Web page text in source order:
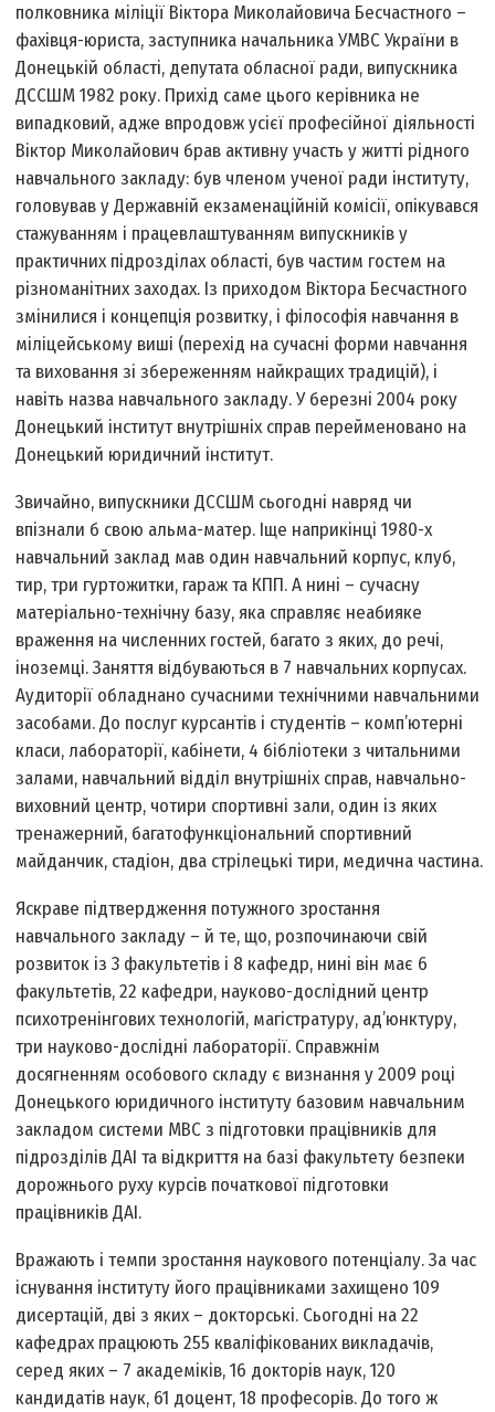
полковника міліції Віктора Миколайовича Бесчастного –
фахівця-юриста, заступника начальника УМВС України в
Донецькій області, депутата обласної ради, випускника
ДССШМ 1982 року. Прихід саме цього керівника не
випадковий, адже впродовж усієї професійної діяльності
Віктор Миколайович брав активну участь у житті рідного
навчального закладу: був членом ученої ради інституту,
головував у Державній екзаменаційній комісії, опікувався
стажуванням і працевлаштуванням випускників у
практичних підрозділах області, був частим гостем на
різноманітних заходах. Із приходом Віктора Бесчастного
змінилися і концепція розвитку, і філософія навчання в
міліцейському виші (перехід на сучасні форми навчання
та виховання зі збереженням найкращих традицій), і
навіть назва навчального закладу. У березні 2004 року
Донецький інститут внутрішніх справ перейменовано на
Донецький юридичний інститут.
Звичайно, випускники ДССШМ сьогодні навряд чи
впізнали б свою альма-матер. Іще наприкінці 1980-х
навчальний заклад мав один навчальний корпус, клуб,
тир, три гуртожитки, гараж та КПП. А нині – сучасну
матеріально-технічну базу, яка справляє неабияке
враження на численних гостей, багато з яких, до речі,
іноземці. Заняття відбуваються в 7 навчальних корпусах.
Аудиторії обладнано сучасними технічними навчальними
засобами. До послуг курсантів і студентів – комп’ютерні
класи, лабораторії, кабінети, 4 бібліотеки з читальними
залами, навчальний відділ внутрішніх справ, навчально-
виховний центр, чотири спортивні зали, один із яких
тренажерний, багатофункціональний спортивний
майданчик, стадіон, два стрілецькі тири, медична частина.
Яскраве підтвердження потужного зростання
навчального закладу – й те, що, розпочинаючи свій
розвиток із 3 факультетів і 8 кафедр, нині він має 6
факультетів, 22 кафедри, науково-дослідний центр
психотренінгових технологій, магістратуру, ад’юнктуру,
три науково-дослідні лабораторії. Справжнім
досягненням особового складу є визнання у 2009 році
Донецького юридичного інституту базовим навчальним
закладом системи МВС з підготовки працівників для
підрозділів ДАІ та відкриття на базі факультету безпеки
дорожнього руху курсів початкової підготовки
працівників ДАІ.
Вражають і темпи зростання наукового потенціалу. За час
існування інституту його працівниками захищено 109
дисертацій, дві з яких – докторські. Сьогодні на 22
кафедрах працюють 255 кваліфікованих викладачів,
серед яких – 7 академіків, 16 докторів наук, 120
кандидатів наук, 61 доцент, 18 професорів. До того ж